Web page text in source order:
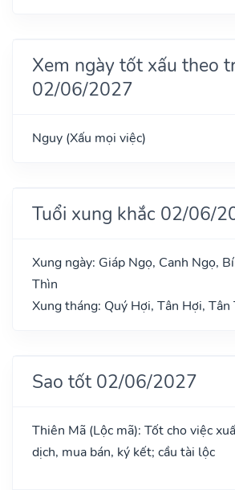
Xem ngày tốt xấu theo
02/06/2027
Nguy (Xấu mọi việc)
Tuổi xung khắc 02/06/
Xung ngày: Giáp Ngọ, Canh Ngọ,
Thìn
Xung tháng: Quý Hợi, Tân Hợi, Tân
Sao tốt 02/06/2027
Thiên Mã (Lộc mã): Tốt cho việc
dịch, mua bán, ký kết; cầu tài lộc